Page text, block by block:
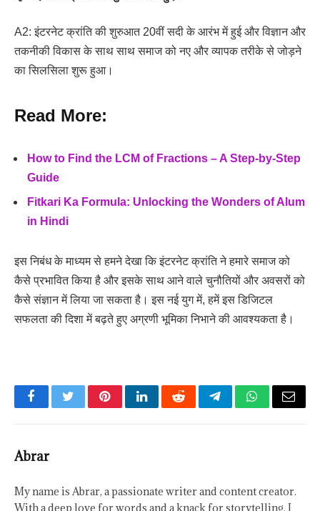
A2: इंटरनेट क्रांति की शुरुआत 20वीं सदी के आरंभ में हुई और विज्ञान और
तकनीकी विकास के साथ साथ समाज को नए और व्यापक तरीके से जोड़ने
का सिलसिला शुरू हुआ।
Read More:
How to Find the LCM of Fractions – A Step-by-Step
Guide
Fitkari Ka Formula: Unlocking the Wonders of Alum
in Hindi
इस निबंध के माध्यम से हमने देखा कि इंटरनेट क्रांति ने हमारे समाज को
कैसे प्रभावित किया है और इसके साथ आने वाले चुनौतियों और अवसरों को
कैसे संज्ञान में लिया जा सकता है। इस नई युग में, हमें इस डिजिटल
सफलता की दिशा में बढ़ते हुए अग्रणी भूमिका निभाने की आवश्यकता है।
FacebookTwitterPinterestLinkedInRedditTelegramWhatsApp
Email
Abrar
My name is Abrar, a passionate writer and content creator.
With a deep love for words and a knack for storytelling, I